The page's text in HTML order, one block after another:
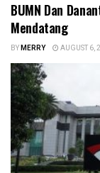
BUMN Dan
Mendatang
BYMERRY AUGUST 6,